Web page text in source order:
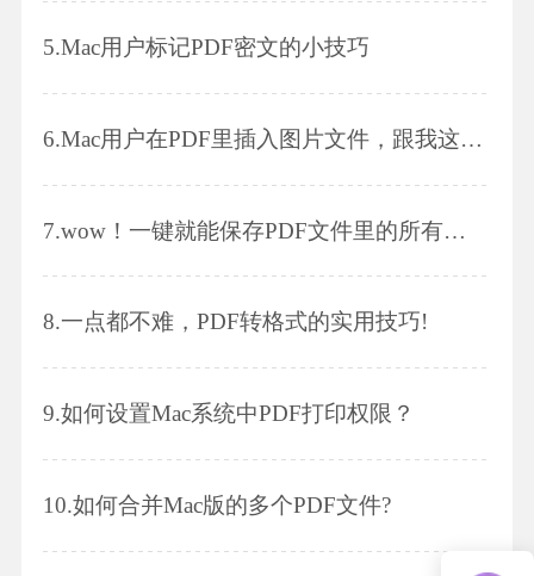
5.Mac用户标记PDF密文的小技巧
6.Mac用户在PDF里插入图片文件，跟我这样做!
7.wow！一键就能保存PDF文件里的所有图片!
8.一点都不难，PDF转格式的实用技巧!
9.如何设置Mac系统中PDF打印权限？
10.如何合并Mac版的多个PDF文件?